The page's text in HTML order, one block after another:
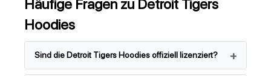
Häufige Fragen zu Detroit Tigers
Hoodies
Sind die Detroit Tigers Hoodies offiziell lizenziert?